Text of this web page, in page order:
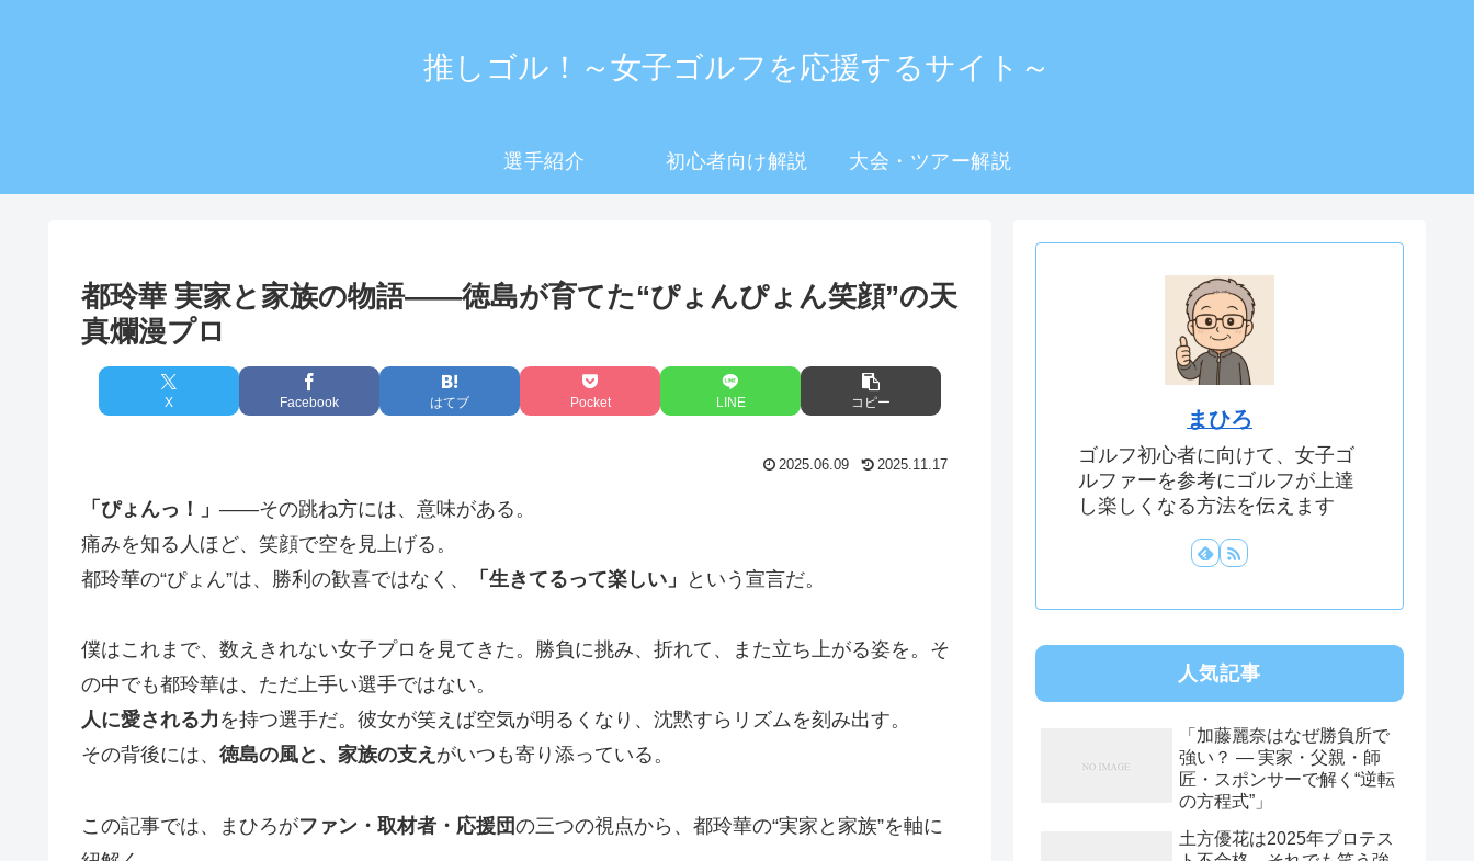
推しゴル！～女子ゴルフを応援するサイト～
選手紹介 初心者向け解説 大会・ツアー解説
都玲華 実家と家族の物語——徳島が育てた“ぴょんぴょん笑顔”の天
真爛漫プロ
X Facebook はてブ Pocket LINE コピー
2025.06.09 2025.11.17
「ぴょんっ！」 ——その跳ね方には、意味がある。
痛みを知る人ほど、笑顔で空を見上げる。
都玲華の“ぴょん”は、勝利の歓喜ではなく、
「生きてるって楽しい」 という宣言だ。
僕はこれまで、数えきれない女子プロを見てきた。勝負に挑み、折れて、また立ち上がる姿を。そ
の中でも都玲華は、ただ上手い選手ではない。
人に愛される力 を持つ選手だ。彼女が笑えば空気が明るくなり、沈黙すらリズムを刻み出す。
その背後には、 徳島の風と、家族の支え がいつも寄り添っている。
この記事では、まひろがファン・取材者・応援団の三つの視点から、都玲華の“実家と家族”を軸に
まひろ
ゴルフ初心者に向けて、女子ゴ
ルファーを参考にゴルフが上達
し楽しくなる方法を伝えます
人気記事
「加藤麗奈はなぜ勝負所で
強い？ ― 実家・父親・師
匠・スポンサーで解く“逆転
の方程式”」
土方優花は2025年プロテス